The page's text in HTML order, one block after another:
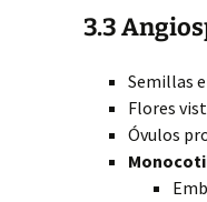
3.3
Semillas
Flores
Óvulos